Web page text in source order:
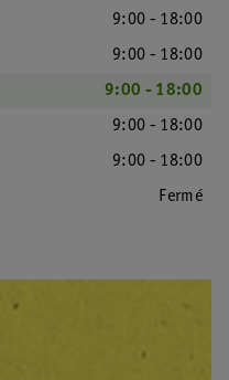
9:00 - 18:00
9:00 - 18:00
9:00 - 18:00
9:00 - 18:00
9:00 - 18:00
Fermé